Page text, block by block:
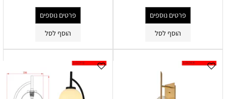
פרטים נוספים
הוסף לסל
פרטים נוספים
הוסף לסל